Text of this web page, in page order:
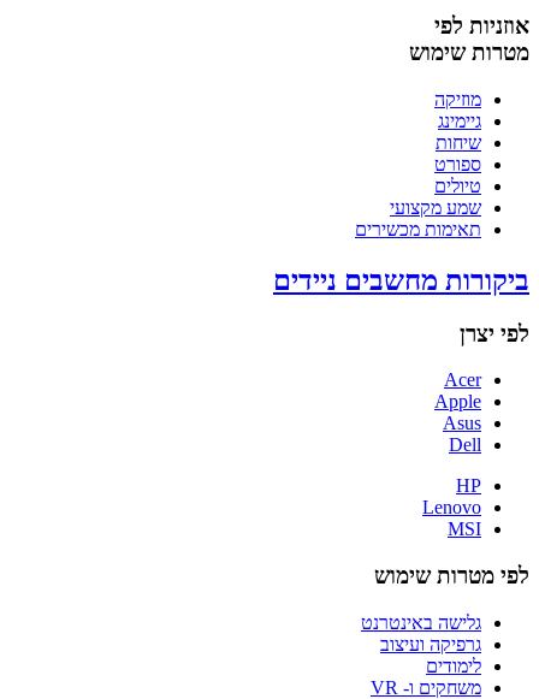
אוזניות לפי
מטרות שימוש
מוזיקה
גיימינג
שיחות
ספורט
טיולים
שמע מקצועי
תאימות מכשירים
ביקורות מחשבים ניידים
לפי יצרן
Acer
Apple
Asus
Dell
HP
Lenovo
MSI
לפי מטרות שימוש
גלישה באינטרנט
גרפיקה ועיצוב
לימודים
משחקים ו- VR